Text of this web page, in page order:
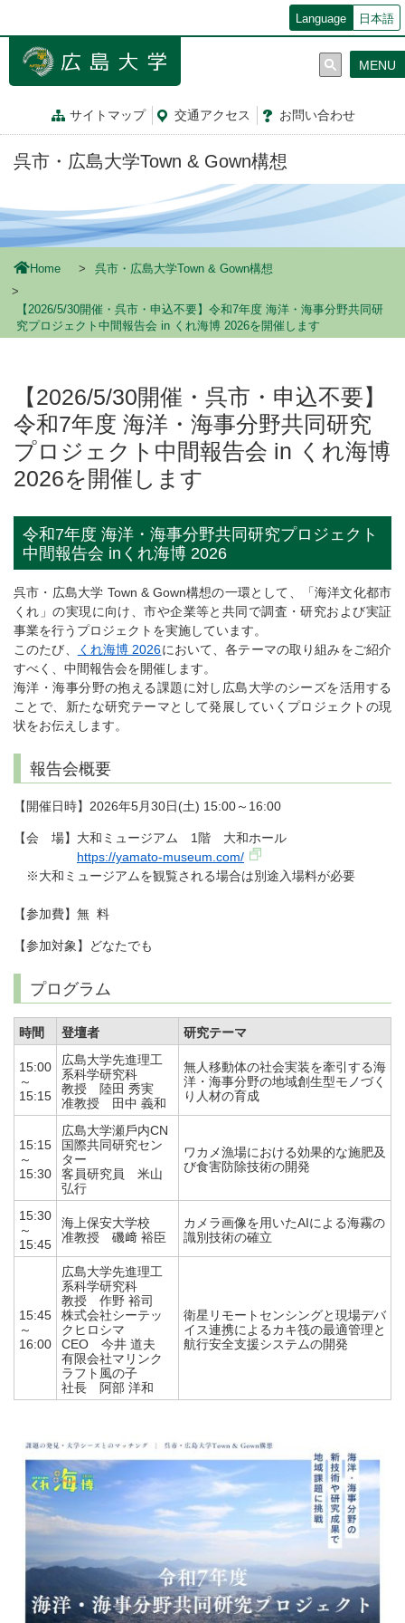
ン
Language 日本語
サイトマップ 交通アクセス お問い合わせ
MENU
呉市・広島大学Town & Gown構想
Home 呉市・広島大学Town & Gown構想
【2026/5/30開催・呉市・申込不要】令和7年度 海洋・海事分野共同研
究プロジェクト中間報告会 in くれ海博 2026を開催します
【2026/5/30開催・呉市・申込不要】
令和7年度 海洋・海事分野共同研究
プロジェクト中間報告会 in くれ海博
2026を開催します
令和7年度 海洋・海事分野共同研究プロジェクト
中間報告会 inくれ海博 2026
呉市・広島大学 Town & Gown構想の一環として、「海洋文化都市
くれ」の実現に向け、市や企業等と共同で調査・研究および実証
事業を行うプロジェクトを実施しています。
このたび、
くれ海博 2026において、各テーマの取り組みをご紹介
すべく、中間報告会を開催します。
海洋・海事分野の抱える課題に対し広島大学のシーズを活用する
ことで、新たな研究テーマとして発展していくプロジェクトの現
状をお伝えします。
報告会概要
【開催日時】2026年5月30日(土) 15:00～16:00
【会 場】大和ミュージアム 1階 大和ホール
https://yamato-museum.com/
※大和ミュージアムを観覧される場合は別途入場料が必要
【参加費】無 料
【参加対象】どなたでも
プログラム
時間 登壇者 研究テーマ
15:00
～
15:15
広島大学先進理工
系科学研究科
教授 陸田 秀実
准教授 田中 義和
無人移動体の社会実装を牽引する海
洋・海事分野の地域創生型モノづく
り⼈材の育成
15:15
～
15:30
広島大学瀬⼾内CN
国際共同研究セン
ター
客員研究員 ⽶⼭
弘⾏
ワカメ漁場における効果的な施肥及
び食害防除技術の開発
15:30
～
15:45
海上保安大学校
准教授 磯﨑 裕⾂
カメラ画像を用いたAIによる海霧の
識別技術の確立
15:45
～
16:00
広島大学先進理工
系科学研究科
教授 作野 裕司
株式会社シーテッ
クヒロシマ
CEO 今井 道夫
有限会社マリンク
ラフト風の⼦
社⻑ 阿部 洋和
衛星リモートセンシングと現場デバ
イス連携によるカキ筏の最適管理と
航行安全⽀援システムの開発